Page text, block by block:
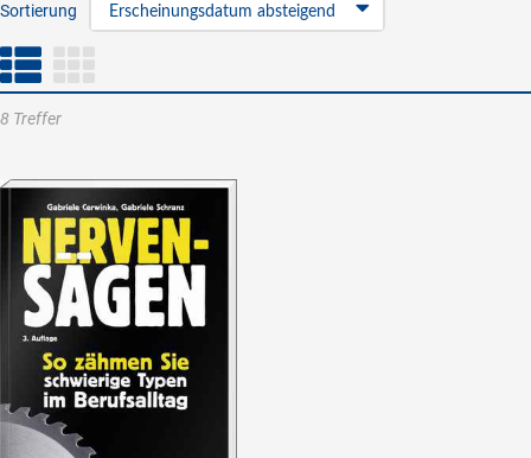
Sortierung Erscheinungsdatum absteigend
8 Treffer